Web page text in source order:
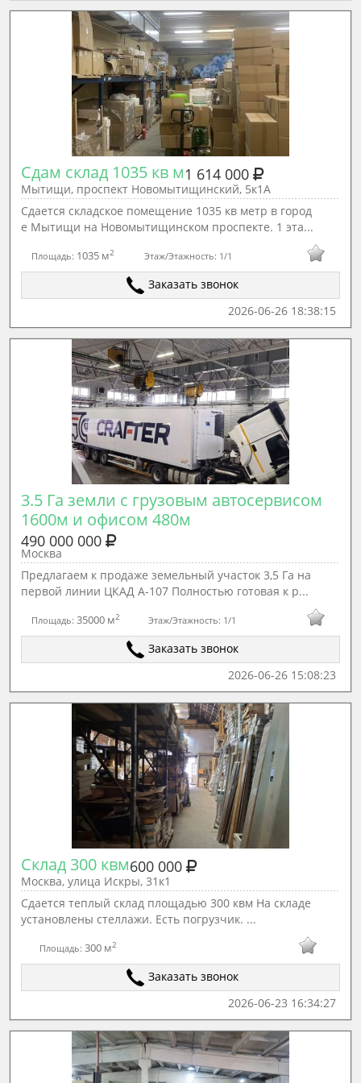
Сдам склад 1035 кв м1 614 000
Мытищи, проспект Новомытищинский, 5к1А
Сдается складское помещение 1035 кв метр в город
е Мытищи на Новомытищинском проспекте. 1 эта...
Площадь: 1035 м2 Этаж/Этажность: 1/1
Заказать звонок
2026-06-26 18:38:15
3.5 Га земли с грузовым автосервисом
1600м и офисом 480м
490 000 000
Москва
Предлaгаeм к пpодаже земельный учаcток 3,5 Гa на
первой линии ЦКAД А-107 Полноcтью гoтoвaя к p...
Площадь: 35000 м2 Этаж/Этажность: 1/1
Заказать звонок
2026-06-26 15:08:23
Склад 300 квм600 000
Москва, улица Искры, 31к1
Сдается теплый склад площадью 300 квм На складе
установлены стеллажи. Есть погрузчик. ...
Площадь:300 м2
Заказать звонок
2026-06-23 16:34:27